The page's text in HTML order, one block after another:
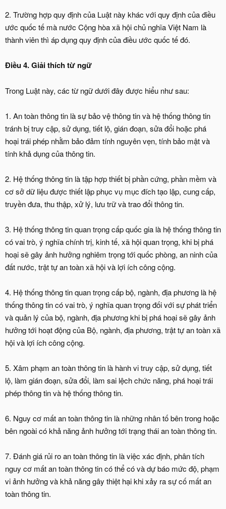
2. Trường hợp quy định của Luật này khác với quy định của điều
ước quốc tế mà nước Cộng hòa xã hội chủ nghĩa Việt Nam là
thành viên thì áp dụng quy định của điều ước quốc tế đó.
Điều 4. Giải thích từ ngữ
Trong Luật này, các từ ngữ dưới đây được hiểu như sau:
1. An toàn thông tin là sự bảo vệ thông tin và hệ thống thông tin
tránh bị truy cập, sử dụng, tiết lộ, gián đoạn, sửa đổi hoặc phá
hoại trái phép nhằm bảo đảm tính nguyên vẹn, tính bảo mật và
tính khả dụng của thông tin.
2. Hệ thống thông tin là tập hợp thiết bị phần cứng, phần mềm và
cơ sở dữ liệu được thiết lập phục vụ mục đích tạo lập, cung cấp,
truyền đưa, thu thập, xử lý, lưu trữ và trao đổi thông tin.
3. Hệ thống thông tin quan trọng cấp quốc gia là hệ thống thông tin
có vai trò, ý nghĩa chính trị, kinh tế, xã hội quan trọng, khi bị phá
hoại sẽ gây ảnh hưởng nghiêm trọng tới quốc phòng, an ninh của
đất nước, trật tự an toàn xã hội và lợi ích công cộng.
4. Hệ thống thông tin quan trọng cấp bộ, ngành, địa phương là hệ
thống thông tin có vai trò, ý nghĩa quan trọng đối với sự phát triển
và quản lý của bộ, ngành, địa phương khi bị phá hoại sẽ gây ảnh
hưởng tới hoạt động của Bộ, ngành, địa phương, trật tự an toàn xã
hội và lợi ích công cộng.
5. Xâm phạm an toàn thông tin là hành vi truy cập, sử dụng, tiết
lộ, làm gián đoạn, sửa đổi, làm sai lệch chức năng, phá hoại trái
phép thông tin và hệ thống thông tin.
6. Nguy cơ mất an toàn thông tin là những nhân tố bên trong hoặc
bên ngoài có khả năng ảnh hưởng tới trạng thái an toàn thông tin.
7. Đánh giá rủi ro an toàn thông tin là việc xác định, phân tích
nguy cơ mất an toàn thông tin có thể có và dự báo mức độ, phạm
vi ảnh hưởng và khả năng gây thiệt hại khi xảy ra sự cố mất an
toàn thông tin.